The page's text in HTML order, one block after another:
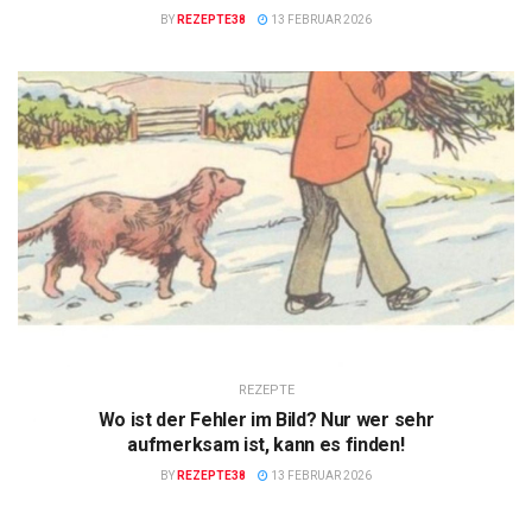
BY REZEPTE38 13 FEBRUAR 2026
REZEPTE
Wo ist der Fehler im Bild? Nur wer sehr
aufmerksam ist, kann es finden!
BY REZEPTE38 13 FEBRUAR 2026